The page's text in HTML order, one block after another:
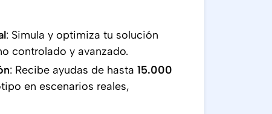
: Simula y optimiza tu solución
controlado y avanzado.
: Recibe ayudas de hasta 15.000
en escenarios reales,